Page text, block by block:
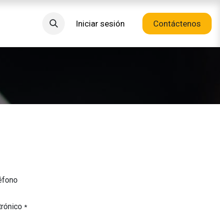
Iniciar sesión Contáctenos
*